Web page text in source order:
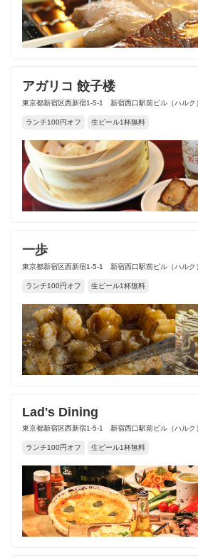
アガリコ 餃子楼
東京都新宿区西新宿1-5-1 新宿西口駅前ビル（ハルク
ランチ100円オフ 生ビール1杯無料
一歩
東京都新宿区西新宿1-5-1 新宿西口駅前ビル（ハルク
ランチ100円オフ 生ビール1杯無料
Lad's Dining
東京都新宿区西新宿1-5-1 新宿西口駅前ビル（ハルク
ランチ100円オフ 生ビール1杯無料